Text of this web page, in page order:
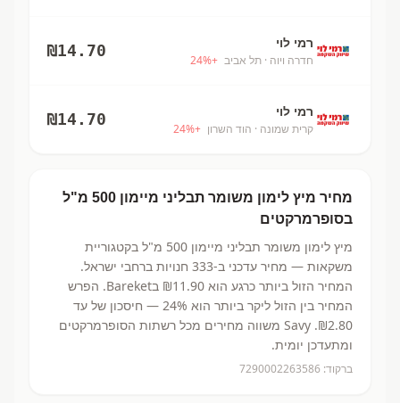
רמי לוי
חדרה ויוה · תל אביב +
24%
₪14.70
רמי לוי
קרית שמונה · הוד השרון +
24%
₪14.70
מחיר מיץ לימון משומר תבליני מיימון 500 מ"ל
בסופרמרקטים
מיץ לימון משומר תבליני מיימון 500 מ"ל
בקטגוריית
משקאות — מחיר עדכני ב-333 חנויות ברחבי ישראל.
המחיר הזול ביותר כרגע הוא ₪11.90
בBareket.
הפרש
המחיר בין הזול ליקר ביותר הוא 24% — חיסכון של עד
₪2.80.
Savy משווה מחירים מכל רשתות הסופרמרקטים
ומתעדכן יומית.
ברקוד: 7290002263586